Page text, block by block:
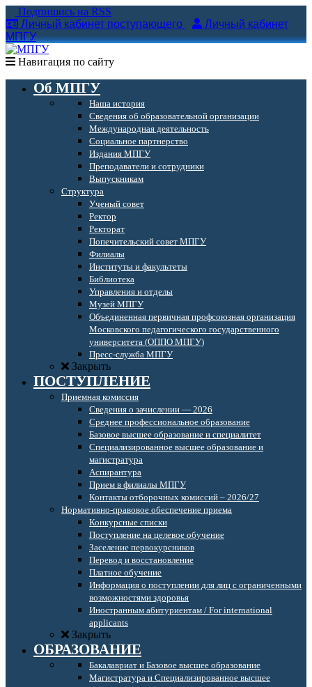
Подпишись на RSS
Личный кабинет поступающего
Личный кабинет
МПГУ
Навигация по сайту
Об МПГУ
Наша история
Сведения об образовательной организации
Международная деятельность
Социальное партнерство
Издания МПГУ
Преподаватели и сотрудники
Выпускникам
Структура
Ученый совет
Ректор
Ректорат
Попечительский совет МПГУ
Филиалы
Институты и факультеты
Библиотека
Управления и отделы
Музей МПГУ
Объединенная первичная профсоюзная организация
Московского педагогического государственного
университета (ОППО МПГУ)
Пресс-служба МПГУ
Закрыть
ПОСТУПЛЕНИЕ
Приемная комиссия
Сведения о зачислении — 2026
Среднее профессиональное образование
Базовое высшее образование и специалитет
Специализированное высшее образование и
магистратура
Аспирантура
Прием в филиалы МПГУ
Контакты отборочных комиссий – 2026/27
Нормативно-правовое обеспечение приема
Конкурсные списки
Поступление на целевое обучение
Заселение первокурсников
Перевод и восстановление
Платное обучение
Информация о поступлении для лиц с ограниченными
возможностями здоровья
Иностранным абитуриентам / For international
applicants
Закрыть
ОБРАЗОВАНИЕ
Бакалавриат и Базовое высшее образование
Магистратура и Специализированное высшее